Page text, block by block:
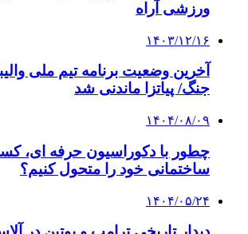
ورزشی آراه
۱۴۰۳/۱۲/۱۶
آخرین وضعیت برنامه تیم ملی
جنگ/ پیاتزا ماندنی شد
۱۴۰۴/۰۸/۰۹
چطور با دکوراسیون حرفه‌ ای،
ساختمانی خود را متحول کنیم؟
۱۴۰۴/۰۵/۲۴